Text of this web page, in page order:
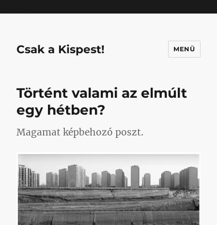
Csak a Kispest! MENÜ
Történt valami az elmúlt
egy hétben?
Magamat képbehozó poszt.